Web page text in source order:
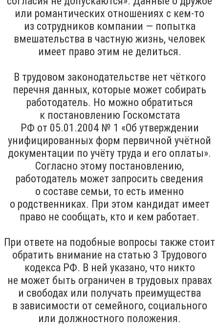
или романтических отношениях с кем-то
из сотрудников компании — попытка
вмешательства в частную жизнь, человек
имеет право этим не делиться.
В трудовом законодательстве нет чёткого
перечня данных, которые может собирать
работодатель. Но можно обратиться
к постановлению Госкомстата
РФ от 05.01.2004 № 1 «Об утверждении
унифицированных форм первичной учётной
документации по учёту труда и его оплаты».
Согласно этому постановлению,
работодатель может запросить сведения
о составе семьи, то есть именно
о родственниках. При этом кандидат имеет
право не сообщать, кто и кем работает.
При ответе на подобные вопросы также стоит
обратить внимание на статью 3 Трудового
кодекса РФ. В ней указано, что никто
не может быть ограничен в трудовых правах
и свободах или получать преимущества
в зависимости от семейного, социального
или должностного положения.